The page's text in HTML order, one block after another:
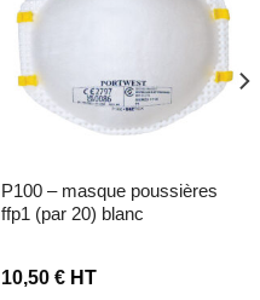
Ajouter à la liste d’envies
p100 – masque poussières
ffp1 (par 20) blanc
10,50 €HT